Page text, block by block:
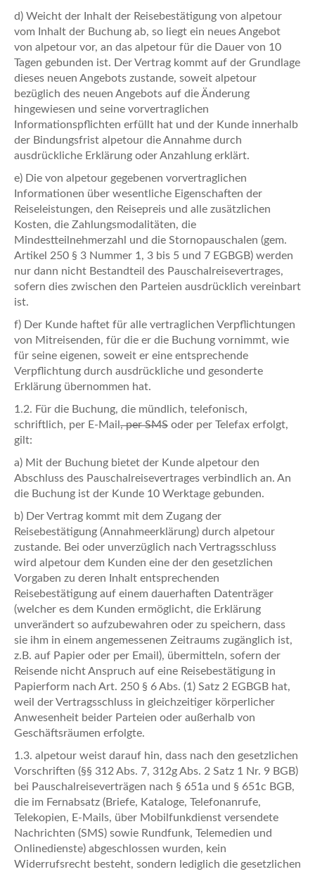
d) Weicht der Inhalt der Reisebestätigung von alpetour
vom Inhalt der Buchung ab, so liegt ein neues Angebot
von alpetour vor, an das alpetour für die Dauer von 10
Tagen gebunden ist. Der Vertrag kommt auf der Grundlage
dieses neuen Angebots zustande, soweit alpetour
bezüglich des neuen Angebots auf die Änderung
hingewiesen und seine vorvertraglichen
Informationspflichten erfüllt hat und der Kunde innerhalb
der Bindungsfrist alpetour die Annahme durch
ausdrückliche Erklärung oder Anzahlung erklärt.
e) Die von alpetour gegebenen vorvertraglichen
Informationen über wesentliche Eigenschaften der
Reiseleistungen, den Reisepreis und alle zusätzlichen
Kosten, die Zahlungsmodalitäten, die
Mindestteilnehmerzahl und die Stornopauschalen (gem.
Artikel 250 § 3 Nummer 1, 3 bis 5 und 7 EGBGB) werden
nur dann nicht Bestandteil des Pauschalreisevertrages,
sofern dies zwischen den Parteien ausdrücklich vereinbart
ist.
f) Der Kunde haftet für alle vertraglichen Verpflichtungen
von Mitreisenden, für die er die Buchung vornimmt, wie
für seine eigenen, soweit er eine entsprechende
Verpflichtung durch ausdrückliche und gesonderte
Erklärung übernommen hat.
1.2. Für die Buchung, die mündlich, telefonisch,
schriftlich, per E-Mail , per SMS oder per Telefax erfolgt,
gilt:
a) Mit der Buchung bietet der Kunde alpetour den
Abschluss des Pauschalreisevertrages verbindlich an. An
die Buchung ist der Kunde 10 Werktage gebunden.
b) Der Vertrag kommt mit dem Zugang der
Reisebestätigung (Annahmeerklärung) durch alpetour
zustande. Bei oder unverzüglich nach Vertragsschluss
wird alpetour dem Kunden eine der den gesetzlichen
Vorgaben zu deren Inhalt entsprechenden
Reisebestätigung auf einem dauerhaften Datenträger
(welcher es dem Kunden ermöglicht, die Erklärung
unverändert so aufzubewahren oder zu speichern, dass
sie ihm in einem angemessenen Zeitraums zugänglich ist,
z.B. auf Papier oder per Email), übermitteln, sofern der
Reisende nicht Anspruch auf eine Reisebestätigung in
Papierform nach Art. 250 § 6 Abs. (1) Satz 2 EGBGB hat,
weil der Vertragsschluss in gleichzeitiger körperlicher
Anwesenheit beider Parteien oder außerhalb von
Geschäftsräumen erfolgte.
1.3. alpetour weist darauf hin, dass nach den gesetzlichen
Vorschriften (§§ 312 Abs. 7, 312g Abs. 2 Satz 1 Nr. 9 BGB)
bei Pauschalreiseverträgen nach § 651a und § 651c BGB,
die im Fernabsatz (Briefe, Kataloge, Telefonanrufe,
Telekopien, E-Mails, über Mobilfunkdienst versendete
Nachrichten (SMS) sowie Rundfunk, Telemedien und
Onlinedienste) abgeschlossen wurden, kein
Widerrufsrecht besteht, sondern lediglich die gesetzlichen